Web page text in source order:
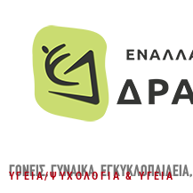
ΓΟΝΕΊΣ,ΓΥΝΑΊΚΑ,ΕΓΚΥΚΛΟΠΑΙΔΕΙΑ,
ΥΓΕΊΑ/ΨΥΧΟΛΟΓΊΑ & ΥΓΕΊΑ